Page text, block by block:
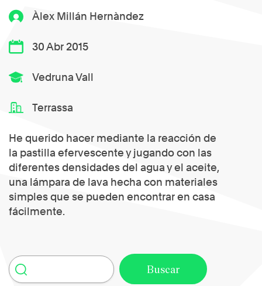
Àlex Millán Hernàndez
30 Abr 2015
Vedruna Vall
Terrassa
He querido hacer mediante la reacción de
la pastilla efervescente y jugando con las
diferentes densidades del agua y el aceite,
una lámpara de lava hecha con materiales
simples que se pueden encontrar en casa
fácilmente.